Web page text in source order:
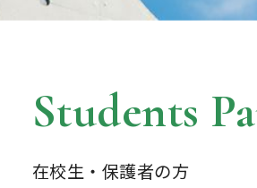
Students
在校生・保護者の方